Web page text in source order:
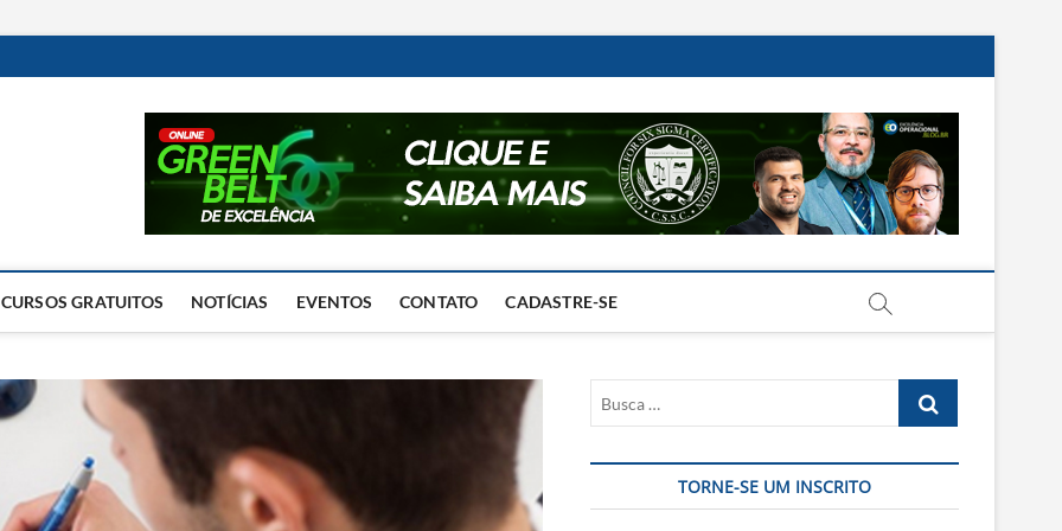
Excelência Operacional
O BLOG DA ENGENHARIA DE OPERAÇÕES
CURSOS GRATUITOS NOTÍCIAS EVENTOS CONTATO CADASTRE-SE
Busca
TORNE-SE UM INSCRITO